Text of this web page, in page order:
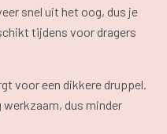
snel uit het oog, dus je
tijdens voor dragers
voor een dikkere druppel.
werkzaam, dus minder